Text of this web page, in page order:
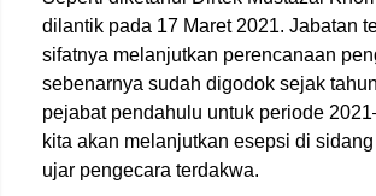
dilantik pada 17 Maret 2021. Jabatan
sifatnya melanjutkan perencanaan
sebenarnya sudah digodok sejak
pejabat pendahulu untuk periode
kita akan melanjutkan esepsi di
ujar pengecara terdakwa.